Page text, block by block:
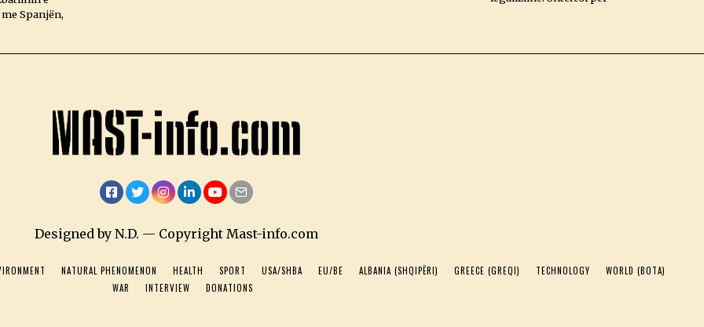
Spanjën,
Designed by N.D. — Copyright Mast-info.com
NATURAL PHENOMENON HEALTH SPORT USA/SHBA EU/BE ALBANIA (SHQIPËRI) GREECE (GREQI) TECHNOLOGY
WORLD (BOTA)
WAR
INTERVIEW DONATIONS